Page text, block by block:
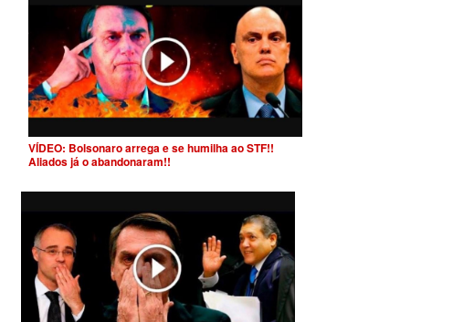
VÍDEO: Bolsonaro arrega e se humilha ao STF!!
Aliados já o abandonaram!!